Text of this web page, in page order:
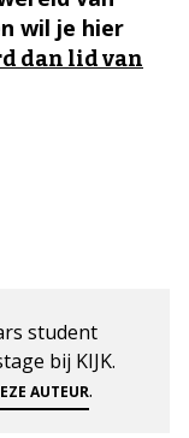
wil je hier
dan lid van
student
bij KIJK.
AUTEUR.